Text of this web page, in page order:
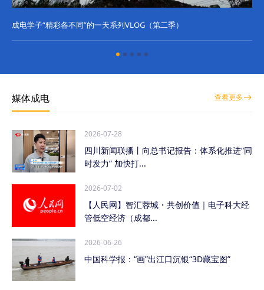
成电学子“精彩各不同”的一天系列VLOG（第二季）
媒体成电 查看更多
2026-07-28
四川新闻联播丨向总书记报告：体系化推进“同
时发力” 加快打...
2026-07-02
【人民网】智汇蓉城・共创价值｜电子科大经
管低空经济（成都...
2026-06-26
中国科学报：“画”出江口沉银“3D藏宝图”